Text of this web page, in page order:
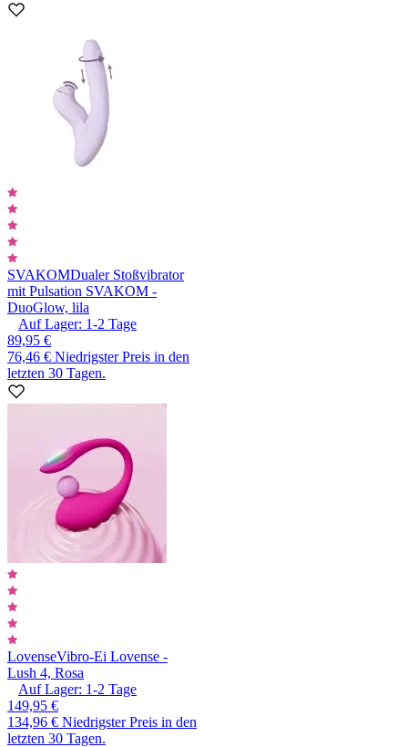
SVAKOMDualer Stoßvibrator
mit Pulsation SVAKOM -
DuoGlow, lila
Auf Lager: 1-2 Tage
89,95 €
76,46 € Niedrigster Preis in den
letzten 30 Tagen.
LovenseVibro-Ei Lovense -
Lush 4, Rosa
Auf Lager: 1-2 Tage
149,95 €
134,96 € Niedrigster Preis in den
letzten 30 Tagen.